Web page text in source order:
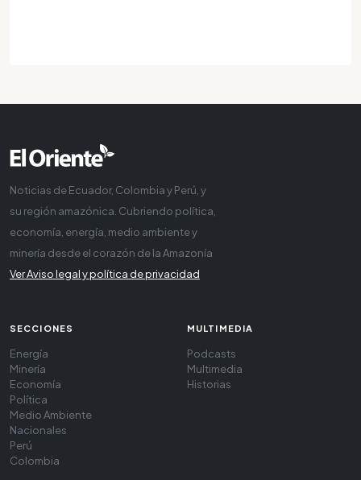
Noticias de Ecuador, Colombia y Perú, y
su región amazónica. Cubriendo política,
economía, energía, medio ambiente y
minería desde el corazón de la Amazonía
Ver Aviso legal y política de privacidad
SECCIONES
Energía
Minería
Economía
Política
Medio Ambiente
Nacionales
Perú
Colombia
MULTIMEDIA
Podcasts
Multimedia
Historias